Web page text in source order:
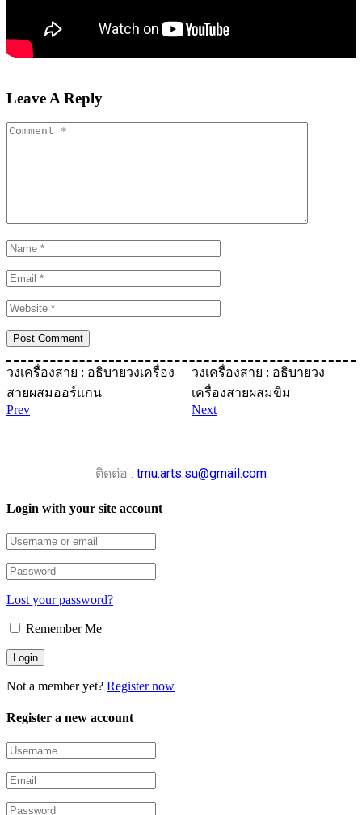
Leave A Reply
วงเครื่องสาย : อธิบายวงเครื่อง
สายผสมออร์แกน
Prev
วงเครื่องสาย : อธิบายวง
เครื่องสายผสมขิม
Next
ติดต่อ : tmu.arts.su@gmail.com
Login with your site account
Lost your password?
Remember Me
Not a member yet? Register now
Register a new account